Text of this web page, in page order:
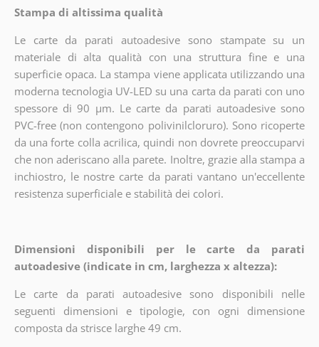
Stampa di altissima qualità
Le carte da parati autoadesive sono stampate su un
materiale di alta qualità con una struttura fine e una
superficie opaca. La stampa viene applicata utilizzando una
moderna tecnologia UV-LED su una carta da parati con uno
spessore di 90 µm. Le carte da parati autoadesive sono
PVC-free (non contengono polivinilcloruro). Sono ricoperte
da una forte colla acrilica, quindi non dovrete preoccuparvi
che non aderiscano alla parete. Inoltre, grazie alla stampa a
inchiostro, le nostre carte da parati vantano un'eccellente
resistenza superficiale e stabilità dei colori.
Dimensioni disponibili per le carte da parati
autoadesive (indicate in cm, larghezza x altezza):
Le carte da parati autoadesive sono disponibili nelle
seguenti dimensioni e tipologie, con ogni dimensione
composta da strisce larghe 49 cm.